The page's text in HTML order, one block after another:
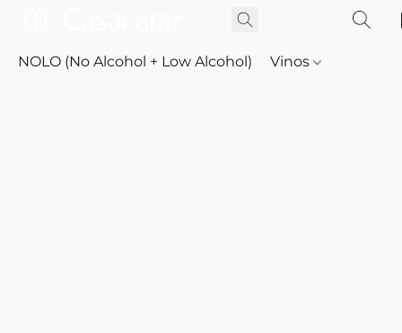
NOLO (No Alcohol + Low Alcohol) Vinos